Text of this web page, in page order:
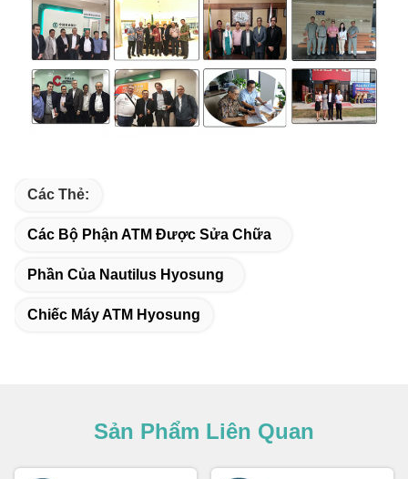
Các Thẻ:
Các Bộ Phận ATM Được Sửa Chữa
Phần Của Nautilus Hyosung
Chiếc Máy ATM Hyosung
Sản Phẩm Liên Quan